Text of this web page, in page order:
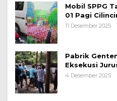
Mobil SPPG
01 Pagi
11 Desember 2025
Pabrik
Eksekusi
Tangerang,
4 Desember 2025